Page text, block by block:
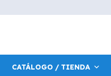
CATÁLOGO / TIENDA